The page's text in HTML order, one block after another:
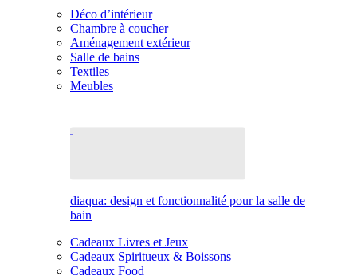
Déco d’intérieur
Chambre à coucher
Aménagement extérieur
Salle de bains
Textiles
Meubles
diaqua: design et fonctionnalité pour la salle de
bain
Cadeaux Livres et Jeux
Cadeaux Spiritueux & Boissons
Cadeaux Food